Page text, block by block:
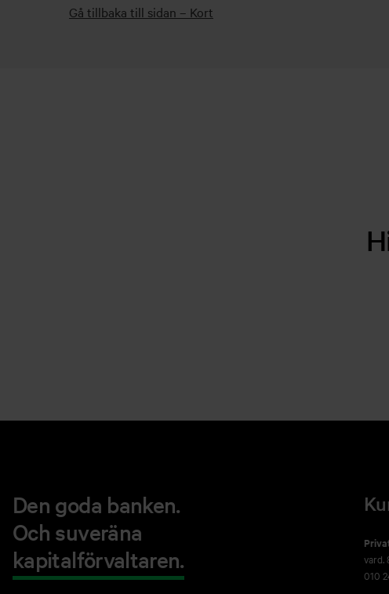
Gå tillbaka till sidan – Kort
Den goda banken.
Och suveräna
kapitalförvaltaren.
vard.
010